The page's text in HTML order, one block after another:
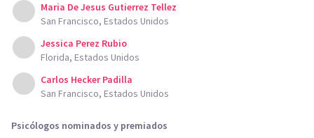
Maria De Jesus Gutierrez Tellez
San Francisco, Estados Unidos
Jessica Perez Rubio
Florida, Estados Unidos
Carlos Hecker Padilla
San Francisco, Estados Unidos
Psicólogos nominados y premiados